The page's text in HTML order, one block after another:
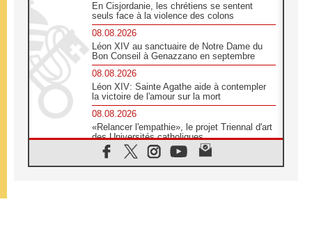
En Cisjordanie, les chrétiens se sentent
seuls face à la violence des colons
08.08.2026
Léon XIV au sanctuaire de Notre Dame du
Bon Conseil à Genazzano en septembre
08.08.2026
Léon XIV: Sainte Agathe aide à contempler
la victoire de l'amour sur la mort
08.08.2026
«Relancer l'empathie», le projet Triennal d'art
des Universités catholiques
08.08.2026
Signis 2026, donner la parole aux religieuses